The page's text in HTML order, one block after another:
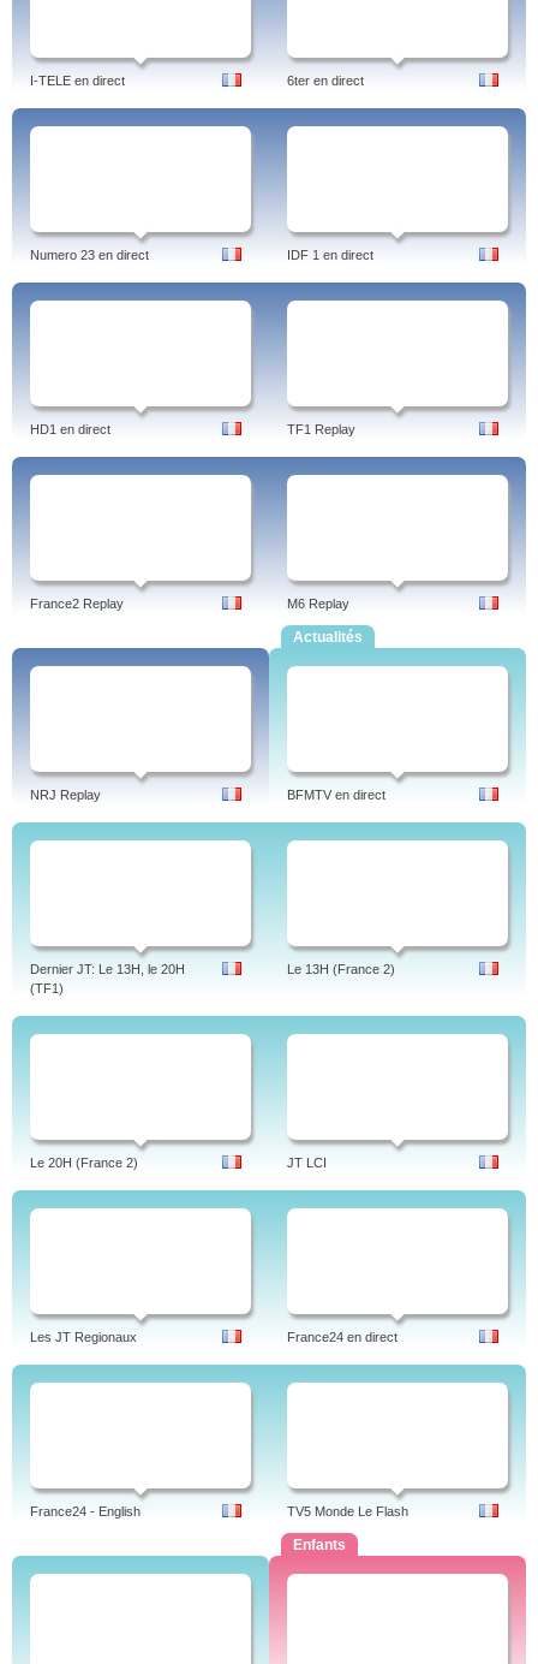
I-TELE en direct 6ter en direct
Numero 23 en direct IDF 1 en direct
HD1 en direct TF1 Replay
France2 Replay M6 Replay
NRJ Replay
Actualités
BFMTV en direct
Dernier JT: Le 13H, le 20H
(TF1)
Le 13H (France 2)
Le 20H (France 2) JT LCI
Les JT Regionaux France24 en direct
France24 - English TV5 Monde Le Flash
Enfants